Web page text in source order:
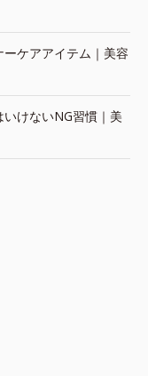
ケアアイテム｜美容
けないNG習慣｜美